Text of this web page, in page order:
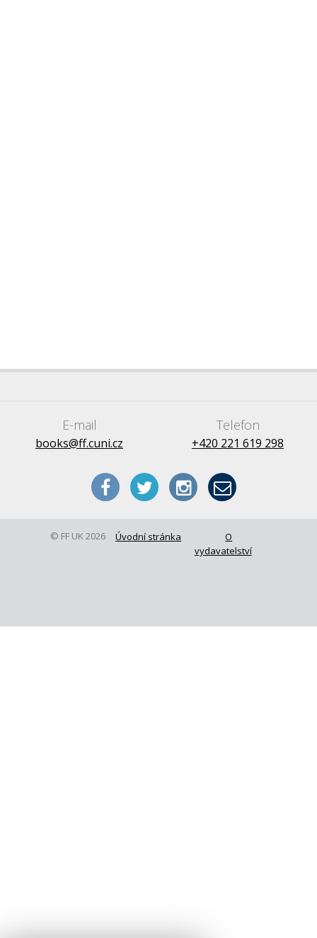
E-mail
books@ff.cuni.cz
Telefon
+420 221 619 298
© FF UK 2026 Úvodní stránka
O
vydavatelství